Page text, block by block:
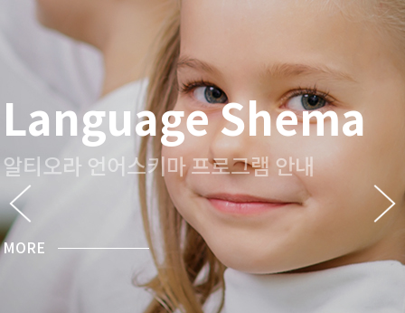
Language Shema
알티오라 언어스키마 프로그램 안내
MORE